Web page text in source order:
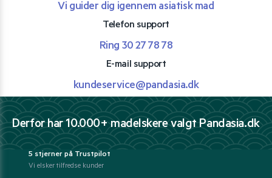
Vi guider dig igennem asiatisk mad
Telefon support
Ring 30 27 78 78
E-mail support
kundeservice@pandasia.dk
Derfor har 10.000+ madelskere valgt Pandasia.dk
5 stjerner på Trustpilot
Vi elsker tilfredse kunder